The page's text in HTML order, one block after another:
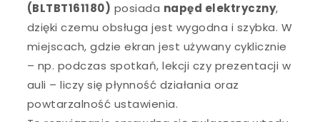
(BLTBT161180) posiada napęd elektryczny,
dzięki czemu obsługa jest wygodna i szybka. W
miejscach, gdzie ekran jest używany cyklicznie
– np. podczas spotkań, lekcji czy prezentacji w
auli – liczy się płynność działania oraz
powtarzalność ustawienia.